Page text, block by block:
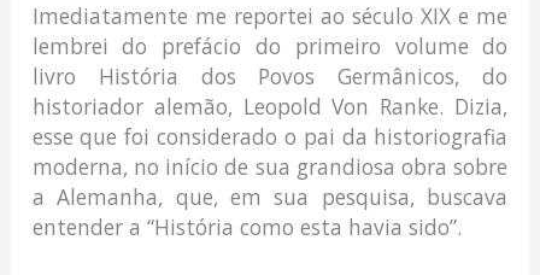
Imediatamente me reportei ao século XIX e me
lembrei do prefácio do primeiro volume do
livro História dos Povos Germânicos, do
historiador alemão, Leopold Von Ranke. Dizia,
esse que foi considerado o pai da historiografia
moderna, no início de sua grandiosa obra sobre
a Alemanha, que, em sua pesquisa, buscava
entender a “História como esta havia sido”.